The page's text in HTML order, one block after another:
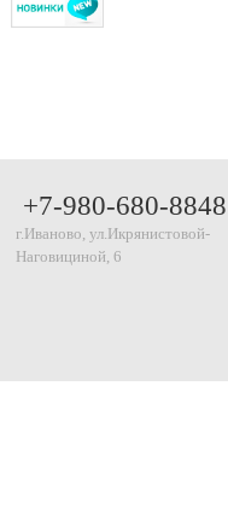
+7-980-680-8848
г.Иваново, ул.Икрянистовой-
Наговициной, 6